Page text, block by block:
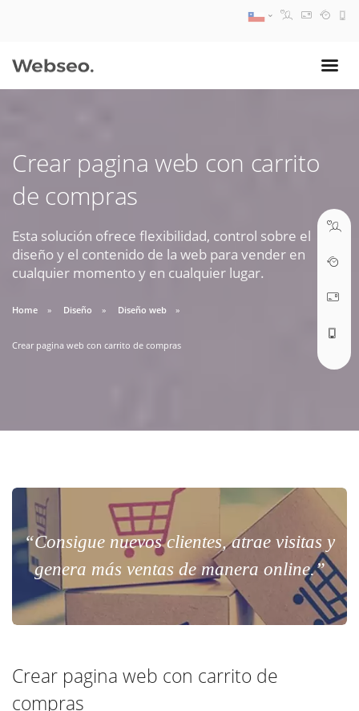
Crear pagina web con carrito
de compras
Esta solución ofrece flexibilidad, control sobre el
diseño y el contenido de la web para vender en
cualquier momento y en cualquier lugar.
Home Diseño Diseño web
Crear pagina web con carrito de compras
“Consigue nuevos clientes, atrae visitas y
genera más ventas de manera online.”
Crear pagina web con carrito de
compras
09:30 AM A 18:30 PM
soporte@webseo.cl
ABRIR TICKET